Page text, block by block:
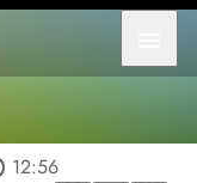
12:56